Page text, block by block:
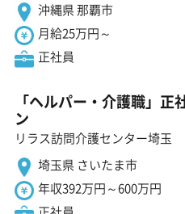
沖縄県 那覇市
月給25万円～
正社員
「ヘルパー・介護職」
ン
リラス訪問介護センター埼玉
埼玉県 さいたま市
年収392万円～600万円